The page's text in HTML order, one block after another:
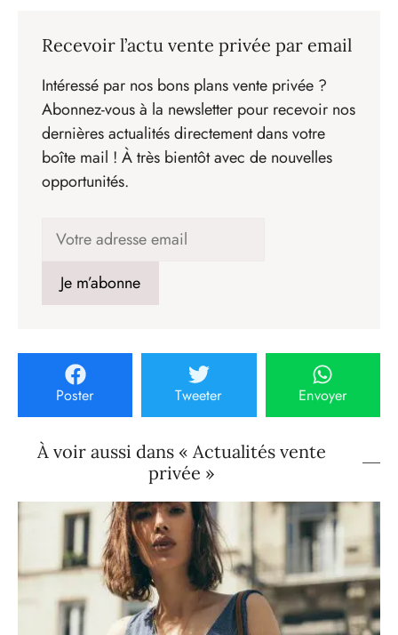
Recevoir l’actu vente privée par email
Intéressé par nos bons plans vente privée ?
Abonnez-vous à la newsletter pour recevoir nos
dernières actualités directement dans votre
boîte mail ! À très bientôt avec de nouvelles
opportunités.
Poster Tweeter Envoyer
À voir aussi dans « Actualités vente
privée »